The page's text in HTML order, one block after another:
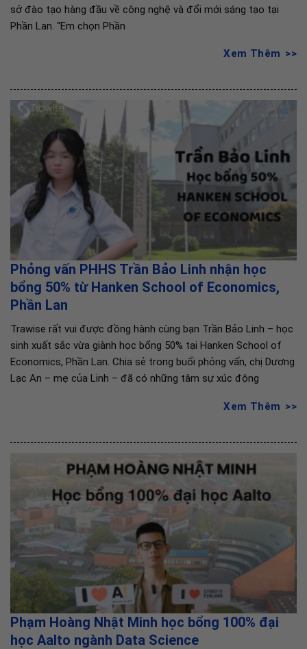
sở đào tạo hàng đầu về công nghệ và đổi mới sáng tạo tại
Phần Lan. “Em chọn Phần
Xem Thêm
Phỏng vấn PHHS Trần Bảo Linh nhận học
bổng 50% từ Hanken School of Economics,
Phần Lan
Trawise rất vui được đồng hành cùng bạn Trần Bảo Linh – học
sinh xuất sắc vừa giành học bổng 50% tại Hanken School of
Economics, Phần Lan. Chia sẻ trong buổi phỏng vấn, chị Dương
Lạc An – mẹ của Linh – đã có những tâm sự xúc động
Xem Thêm
Phạm Hoàng Nhật Minh học bổng 100% đại
học Aalto ngành Data Science